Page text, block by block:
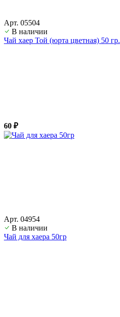
Арт. 05504
В наличии
Чай хаер Той (юрта цветная) 50 гр.
60 ₽
Арт. 04954
В наличии
Чай для хаера 50гр